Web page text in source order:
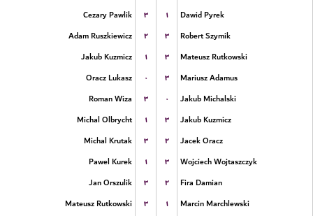
Cezary Pawlik
۳ ۱
Dawid Pyrek
Adam Ruszkiewicz
۲ ۳
Robert Szymik
Jakub Kuzmicz
۱ ۳
Mateusz Rutkowski
Oracz Lukasz
۰ ۳
Mariusz Adamus
Roman Wiza
۳ ۰
Jakub Michalski
Michal Olbrycht
۱ ۳
Jakub Kuzmicz
Michal Krutak
۳ ۲
Jacek Oracz
Pawel Kurek
۱ ۳
Wojciech Wojtaszczyk
Jan Orszulik
۳ ۲
Fira Damian
Mateusz Rutkowski
۳ ۱
Marcin Marchlewski